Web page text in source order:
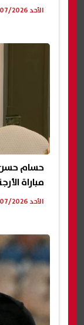
الأحد 12/07/2026 07:46 ص
حسام
مباراة
الأحد 12/07/2026 01:26 ص